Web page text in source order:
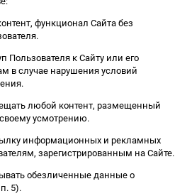
функционал Сайта без
Пользователя к Сайту или его
в случае нарушения условий
любой контент, размещенный
усмотрению.
информационных и рекламных
зарегистрированным на Сайте.
обезличенные данные о
5).